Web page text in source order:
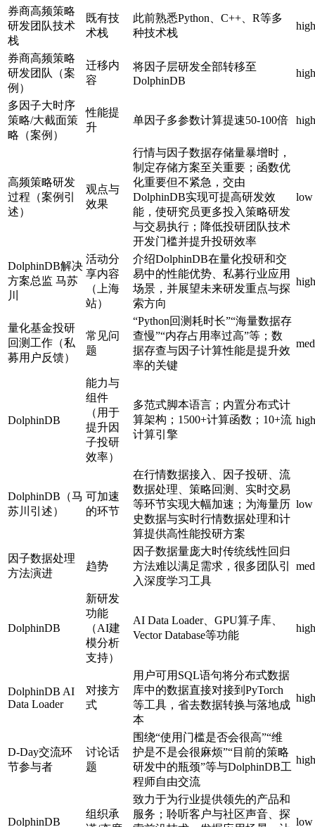
券商高频策略
研发团队技术
栈
既有技
术栈
此前熟悉Python、C++、R等多
种技术栈
high
券商高频策略
研发团队（案
例）
迁移内
容
将因子层研发全部转移至
DolphinDB
high
多因子大时序
策略/大截面策
略（案例）
性能提
升
单因子多参数计算提速50-100倍 high
高频策略研发
过程（案例引
述）
观点与
效果
行情与因子数据存储量暴增时，
制定存储方案至关重要；函数优
化重要但不紧急，交由
DolphinDB实现可提高研发效
能，使研究员更多投入策略研发
与交易执行；降低投研团队技术
开发门槛并提升投研效率
low
DolphinDB解决
方案总监 马苏
川
活动分
享内容
（上海
站）
介绍DolphinDB在量化投研和交
易中的性能优势、私募行业应用
场景，并展望未来研发重点与探
索方向
high
量化基金投研
回测工作（私
募用户反馈）
常见问
题
“Python回测耗时长”“海量数据存
查慢”“内存占用率过高”等；数
据存查与因子计算性能是提升效
率的关键
DolphinDB
能力与
组件
（用于
提升因
子投研
效率）
多范式脚本语言；内置分布式计
算架构；1500+计算函数；10+流
计算引擎
high
DolphinDB（马
苏川引述）
可加速
的环节
在行情数据接入、因子投研、流
数据处理、策略回测、实时交易
等环节实现大幅加速；为海量历
史数据与实时行情数据处理和计
算提供高性能投研方案
low
因子数据处理
方法演进
趋势
因子数据量庞大时传统线性回归
方法难以满足需求，很多团队引
入深度学习工具
DolphinDB
新研发
功能
（AI建
模分析
支持）
AI Data Loader、GPU算子库、
Vector Database等功能
high
DolphinDB AI
Data Loader
对接方
式
用户可用SQL语句将分布式数据
库中的数据直接对接到PyTorch
等工具，省去数据转换与落地成
本
high
D-Day交流环
节参与者
讨论话
题
围绕“使用门槛是否会很高”“维
护是不是会很麻烦”“目前的策略
研发中的瓶颈”等与DolphinDB工
程师自由交流
high
DolphinDB
组织承
致力于为行业提供领先的产品和
服务；聆听客户与社区声音、探
low